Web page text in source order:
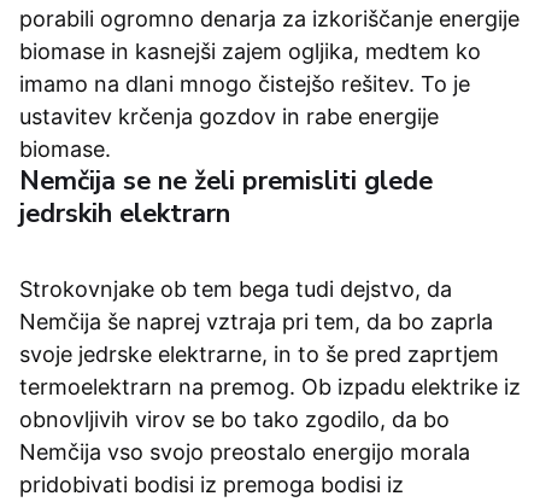
porabili ogromno denarja za izkoriščanje energije
biomase in kasnejši zajem ogljika, medtem ko
imamo na dlani mnogo čistejšo rešitev. To je
ustavitev krčenja gozdov in rabe energije
biomase.
Nemčija se ne želi premisliti glede
jedrskih elektrarn
Strokovnjake ob tem bega tudi dejstvo, da
Nemčija še naprej vztraja pri tem, da bo zaprla
svoje jedrske elektrarne, in to še pred zaprtjem
termoelektrarn na premog. Ob izpadu elektrike iz
obnovljivih virov se bo tako zgodilo, da bo
Nemčija vso svojo preostalo energijo morala
pridobivati bodisi iz premoga bodisi iz